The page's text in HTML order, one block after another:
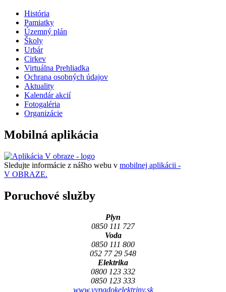
História
Pamiatky
Územný plán
Školy
Urbár
Cirkev
Virtuálna Prehliadka
Ochrana osobných údajov
Aktuality
Kalendár akcií
Fotogaléria
Organizácie
Mobilná aplikácia
Sledujte informácie z nášho webu v mobilnej aplikácii -
V OBRAZE.
Poruchové služby
Plyn
0850 111 727
Voda
0850 111 800
052 77 29 548
Elektrika
0800 123 332
0850 123 333
www.vypadokelektriny.sk